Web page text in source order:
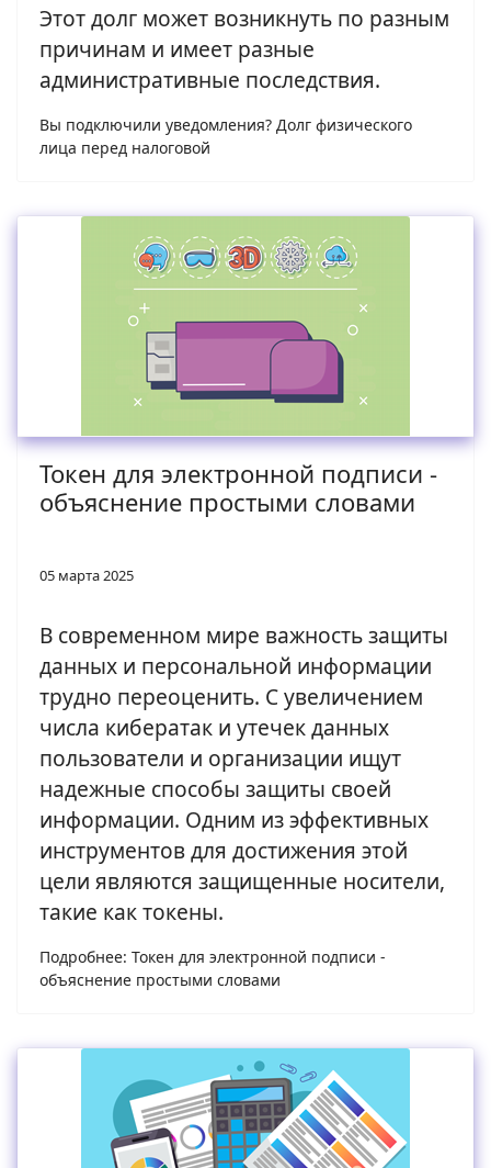
Этот долг может возникнуть по разным
причинам и имеет разные
административные последствия.
Вы подключили уведомления? Долг физического
лица перед налоговой
Токен для электронной подписи -
объяснение простыми словами
05 марта 2025
В современном мире важность защиты
данных и персональной информации
трудно переоценить. С увеличением
числа кибератак и утечек данных
пользователи и организации ищут
надежные способы защиты своей
информации. Одним из эффективных
инструментов для достижения этой
цели являются защищенные носители,
такие как токены.
Подробнее: Токен для электронной подписи -
объяснение простыми словами